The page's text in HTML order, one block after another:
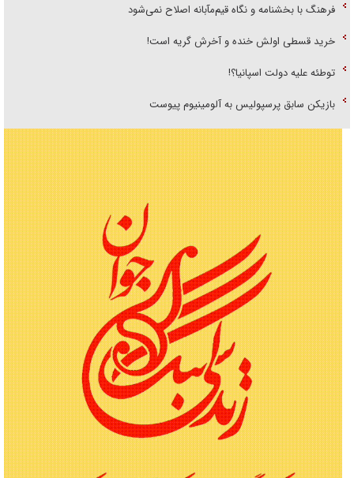
فرهنگ با بخشنامه و نگاه قیم‌مآبانه اصلاح نمی‌شود
خرید قسطی اولش خنده و آخرش گریه است!
توطئه علیه دولت اسپانیا؟!
بازیکن سابق پرسپولیس به آلومینیوم پیوست